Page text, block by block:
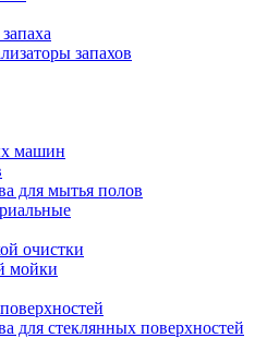
запахов
машин
для мытья полов
очистки
мойки
для стеклянных поверхностей